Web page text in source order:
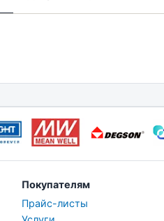
Покупателям
Прайс-листы